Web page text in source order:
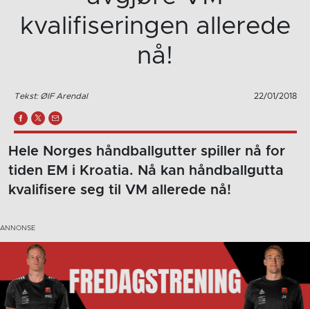
kvalifiseringen allerede
nå!
Tekst: ØIF Arendal 22/01/2018
Hele Norges håndballgutter spiller nå for
tiden EM i Kroatia. Nå kan håndballgutta
kvalifisere seg til VM allerede nå!